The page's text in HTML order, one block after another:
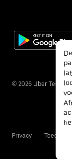
© 2026 Uber
Privacy